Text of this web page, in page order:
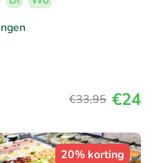
€33,95 €24
20% korting